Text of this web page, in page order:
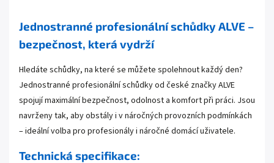
Jednostranné profesionální schůdky ALVE –
bezpečnost, která vydrží
Hledáte schůdky, na které se můžete spolehnout každý den?
Jednostranné profesionální schůdky od české značky ALVE
spojují maximální bezpečnost, odolnost a komfort při práci. Jsou
navrženy tak, aby obstály i v náročných provozních podmínkách
– ideální volba pro profesionály i náročné domácí uživatele.
Technická specifikace: